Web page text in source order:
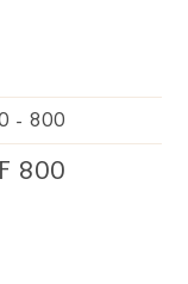
- 800
800